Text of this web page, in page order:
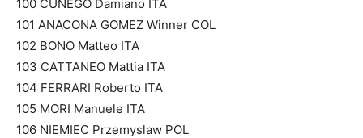
100 CUNEGO Damiano ITA
101 ANACONA GOMEZ Winner COL
102 BONO Matteo ITA
103 CATTANEO Mattia ITA
104 FERRARI Roberto ITA
105 MORI Manuele ITA
106 NIEMIEC Przemyslaw POL